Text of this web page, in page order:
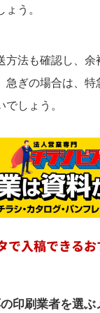
う。
方法も確認し、
急ぎの場合は、
しょう。
で入稿できる
印刷業者を選ぶ